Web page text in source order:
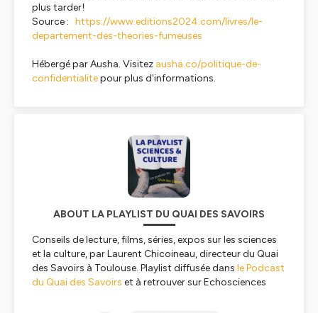
plus tarder!
Source : https://www.editions2024.com/livres/le-
departement-des-theories-fumeuses
Hébergé par Ausha. Visitez ausha.co/politique-de-
confidentialitepour plus d'informations.
ABOUT LA PLAYLIST DU QUAI DES SAVOIRS
Conseils de lecture, films, séries, expos sur les sciences
et la culture, par Laurent Chicoineau, directeur du Quai
des Savoirs à Toulouse. Playlist diffusée dans le Podcast
du Quai des Savoirs et à retrouver sur Echosciences